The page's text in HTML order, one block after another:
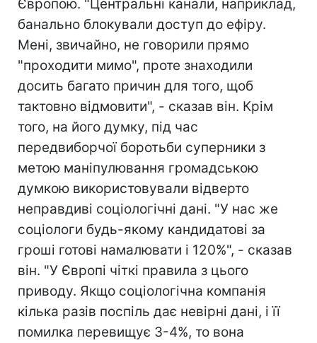
Європою. "Центральні канали, наприклад,
банально блокували доступ до ефіру.
Мені, звичайно, не говорили прямо
"проходити мимо", проте знаходили
досить багато причин для того, щоб
тактовно відмовити", - сказав він. Крім
того, на його думку, під час
передвиборчої боротьби суперники з
метою маніпулювання громадською
думкою використовували відверто
неправдиві соціологічні дані. "У нас же
соціологи будь-якому кандидатові за
гроші готові намалювати і 120%", - сказав
він. "У Європі чіткі правила з цього
приводу. Якщо соціологічна компанія
кілька разів поспіль дає невірні дані, і її
помилка перевищує 3-4%, то вона